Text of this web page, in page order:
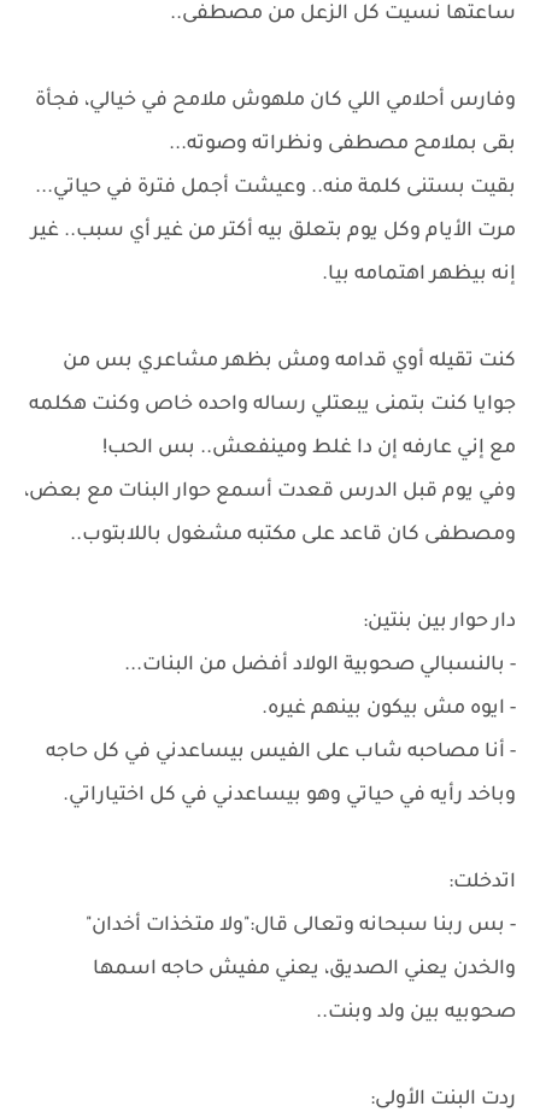
ساعتها نسيت كل الزعل من مصطفى..
وفارس أحلامي اللي كان ملهوش ملامح في خيالي، فجأة
بقى بملامح مصطفى ونظراته وصوته...
بقيت بستنى كلمة منه.. وعيشت أجمل فترة في حياتي...
مرت الأيام وكل يوم بتعلق بيه أكتر من غير أي سبب.. غير
إنه بيظهر اهتمامه بيا.
كنت تقيله أوي قدامه ومش بظهر مشاعري بس من
جوايا كنت بتمنى يبعتلي رساله واحده خاص وكنت هكلمه
مع إني عارفه إن دا غلط ومينفعش.. بس الحب!
وفي يوم قبل الدرس قعدت أسمع حوار البنات مع بعض،
ومصطفى كان قاعد على مكتبه مشغول باللابتوب..
دار حوار بين بنتين:
- بالنسبالي صحوبية الولاد أفضل من البنات...
- ايوه مش بيكون بينهم غيره.
- أنا مصاحبه شاب على الفيس بيساعدني في كل حاجه
وباخد رأيه في حياتي وهو بيساعدني في كل اختياراتي.
اتدخلت:
- بس ربنا سبحانه وتعالى قال:"ولا متخذات أخدان"
والخدن يعني الصديق، يعني مفيش حاجه اسمها
صحوبيه بين ولد وبنت..
ردت البنت الأولى: